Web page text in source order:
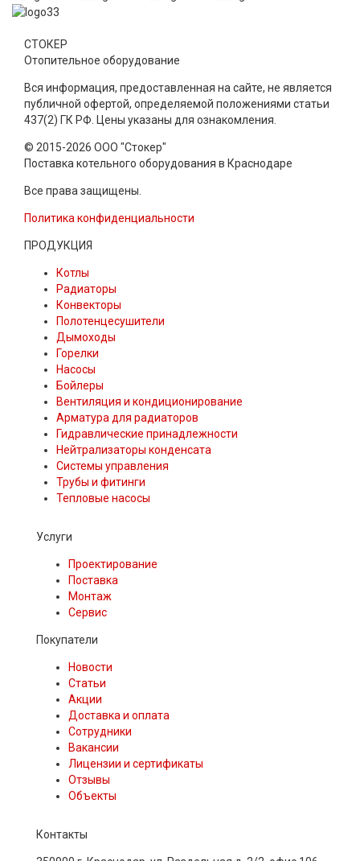
СТОКЕР
Отопительное оборудование
Вся информация, предоставленная на сайте, не является
публичной офертой, определяемой положениями статьи
437(2) ГК РФ. Цены указаны для ознакомления.
© 2015-2026 ООО "Стокер"
Поставка котельного оборудования в Краснодаре
Все права защищены.
Политика конфиденциальности
ПРОДУКЦИЯ
Котлы
Радиаторы
Конвекторы
Полотенцесушители
Дымоходы
Горелки
Насосы
Бойлеры
Вентиляция и кондиционирование
Арматура для радиаторов
Гидравлические принадлежности
Нейтрализаторы конденсата
Системы управления
Трубы и фитинги
Тепловые насосы
Услуги
Проектирование
Поставка
Монтаж
Сервис
Покупатели
Новости
Статьи
Акции
Доставка и оплата
Сотрудники
Вакансии
Лицензии и сертификаты
Отзывы
Объекты
Контакты